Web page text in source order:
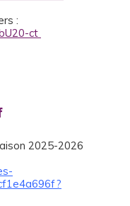
:
ct
2025-2026